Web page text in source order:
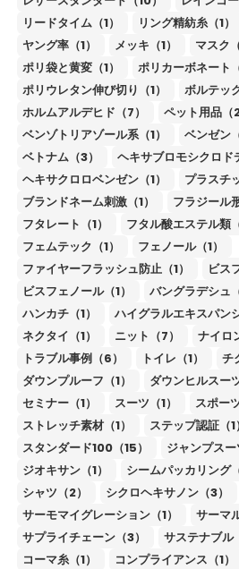
リードタイム（1）
リング精紡糸（1）
ヤング率（1）
メッキ（1）
マスク
ポリ袋と黄変（1）
ポリカーボネート（
ポリウレタン伸び切り（1）
ボルテッ
ホルムアルデヒド（7）
ペット用品（2
ベンゾトリアゾール系（1）
ベンゼン
ベトナム（3）
ヘキサブロモシクロド
ヘキサクロロベンゼン（1）
プラスチ
ブランドネーム刺激（1）
フラジール
フタレート（1）
フタル酸エステル類（
フェムテック（1）
フェノール（1）
ファイヤーフラッシュ防止（1）
ビス
ビスフェノール（1）
バングラデシュ
ハンカチ（1）
ハイグラルエキスパン
ネクタイ（1）
ニット（7） ナイロ
トラブル事例（6）
トイレ（1）
チ
ダウンプルーフ（1）
ダウンヒルスー
セミナー（1）
スーツ（1）
スポー
ストレッチ素材（1）
ステップ認証（1）
スタンダード100（15）
ジャンプスー
ジオキサン（1）
シームパッカリング（
シャツ（2）
シクロヘキサノン（3）
サーモマイグレーション（1）
サーマ
サプライチェーン（3）
サステナブル
コーマ糸（1）
コンプライアンス（1）